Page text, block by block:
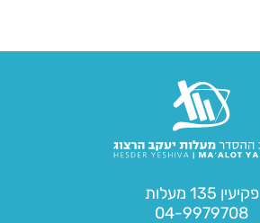
פקיעין 135 מעלות
04-9979708